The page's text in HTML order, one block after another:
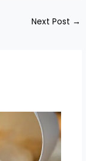
Next Post →